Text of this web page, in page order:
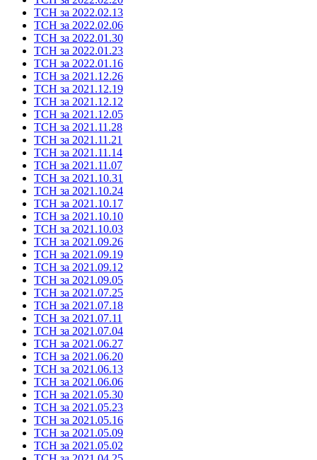
ТСН за 2022.02.13
ТСН за 2022.02.06
ТСН за 2022.01.30
ТСН за 2022.01.23
ТСН за 2022.01.16
ТСН за 2021.12.26
ТСН за 2021.12.19
ТСН за 2021.12.12
ТСН за 2021.12.05
ТСН за 2021.11.28
ТСН за 2021.11.21
ТСН за 2021.11.14
ТСН за 2021.11.07
ТСН за 2021.10.31
ТСН за 2021.10.24
ТСН за 2021.10.17
ТСН за 2021.10.10
ТСН за 2021.10.03
ТСН за 2021.09.26
ТСН за 2021.09.19
ТСН за 2021.09.12
ТСН за 2021.09.05
ТСН за 2021.07.25
ТСН за 2021.07.18
ТСН за 2021.07.11
ТСН за 2021.07.04
ТСН за 2021.06.27
ТСН за 2021.06.20
ТСН за 2021.06.13
ТСН за 2021.06.06
ТСН за 2021.05.30
ТСН за 2021.05.23
ТСН за 2021.05.16
ТСН за 2021.05.09
ТСН за 2021.05.02